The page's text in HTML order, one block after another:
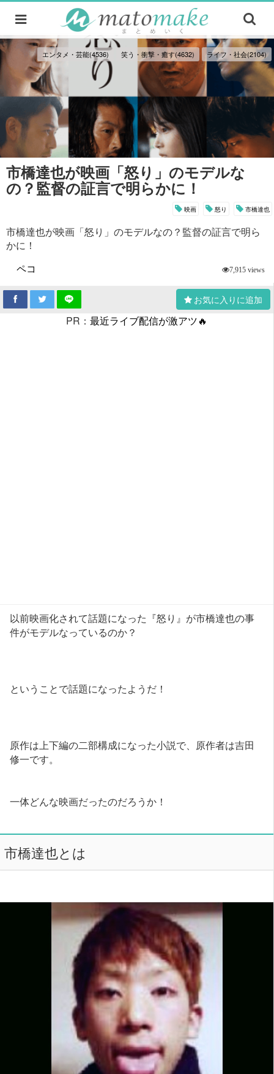
エンタメ・芸能(4536) 笑う・衝撃・癒す(4632) ライフ・社会(2104)
市橋達也が映画「怒り」のモデルな
の？監督の証言で明らかに！
映画 怒り 市橋達也
市橋達也が映画「怒り」のモデルなの？監督の証言で明ら
かに！
ペコ
7,915 views
お気に入りに追加
PR： 最近ライブ配信が激アツ🔥
以前映画化されて話題になった『怒り』が市橋達也の事
件がモデルなっているのか？
ということで話題になったようだ！
原作は上下編の二部構成になった小説で、原作者は吉田
修一です。
一体どんな映画だったのだろうか！
市橋達也とは